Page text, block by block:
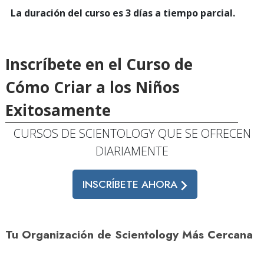
La duración del curso es 3 días a tiempo parcial.
Inscríbete en el Curso de
Cómo Criar a los Niños
Exitosamente
CURSOS DE SCIENTOLOGY QUE SE OFRECEN
DIARIAMENTE
INSCRÍBETE AHORA
Tu Organización de Scientology Más Cercana